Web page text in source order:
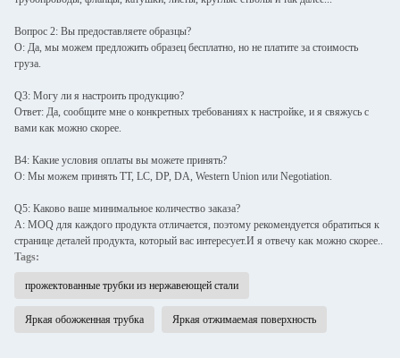
Вопрос 2: Вы предоставляете образцы?
О: Да, мы можем предложить образец бесплатно, но не платите за стоимость
груза.
Q3: Могу ли я настроить продукцию?
Ответ: Да, сообщите мне о конкретных требованиях к настройке, и я свяжусь с
вами как можно скорее.
В4: Какие условия оплаты вы можете принять?
О: Мы можем принять TT, LC, DP, DA, Western Union или Negotiation.
Q5: Каково ваше минимальное количество заказа?
A: MOQ для каждого продукта отличается, поэтому рекомендуется обратиться к
странице деталей продукта, который вас интересует.И я отвечу как можно скорее..
Tags:
прожектованные трубки из нержавеющей стали
Яркая обожженная трубка Яркая отжимаемая поверхность